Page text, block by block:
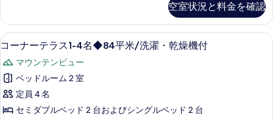
を
表
示
す
る
燥
機
付)
の
す
べ
て
詳
6
名
◆63
平
米/
キ
ッ
リ
ー
ル
ム
1-
6
名
◆63
空室状況と料金を確認
コ
ー
ナ
ー
テ
15
コーナーテラス1-4名◆84平米/洗濯・乾燥機付
マウンテンビュー
ベッドルーム 2 室
定員 4 名
セミダブルベッド 2 台およびシングルベッド 2 台